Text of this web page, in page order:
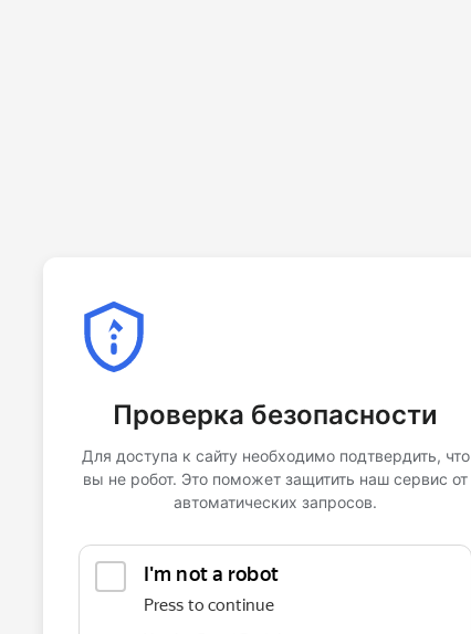
Проверка безопасности
Для доступа к сайту необходимо подтвердить, что
вы не робот. Это поможет защитить наш сервис от
автоматических запросов.